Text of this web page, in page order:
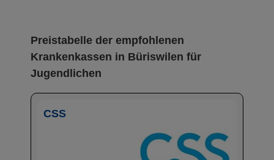
Preistabelle der empfohlenen
Krankenkassen in Büriswilen für
Jugendlichen
CSS